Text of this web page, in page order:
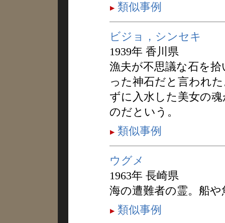
類似事例
ビジョ，シンセキ
1939年 香川県
漁夫が不思議な石を
った神石だと言われ
ずに入水した美女の
のだという。
類似事例
ウグメ
1963年 長崎県
海の遭難者の霊。船
類似事例